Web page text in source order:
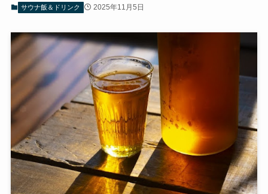
サウナ飯＆ドリンク 2025年11月5日